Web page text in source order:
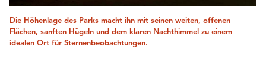
Die Höhenlage des Parks macht ihn mit seinen weiten, offenen
Flächen, sanften Hügeln und dem klaren Nachthimmel zu einem
idealen Ort für Sternenbeobachtungen.